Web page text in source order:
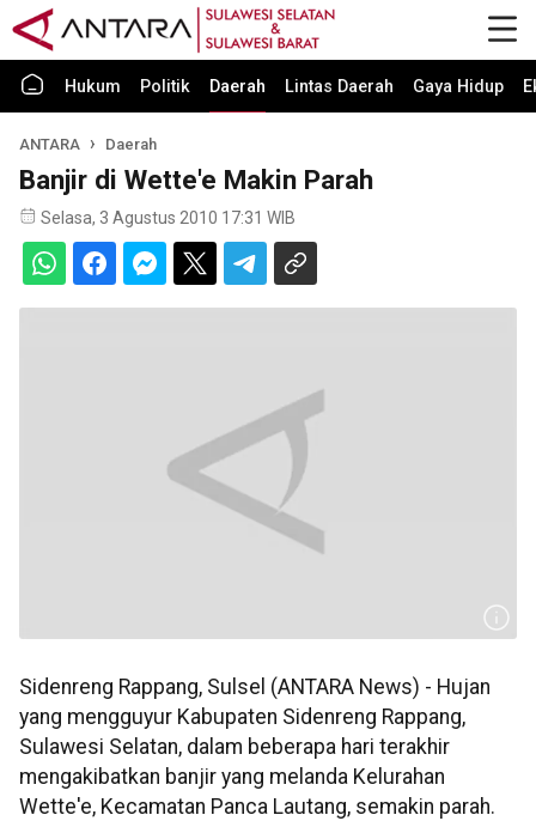
Hukum Politik Daerah Lintas Daerah Gaya Hidup
ANTARA Daerah
Banjir di Wette'e Makin Parah
Selasa, 3 Agustus 2010 17:31 WIB
Sidenreng Rappang, Sulsel (ANTARA News) - Hujan
yang mengguyur Kabupaten Sidenreng Rappang,
Sulawesi Selatan, dalam beberapa hari terakhir
mengakibatkan banjir yang melanda Kelurahan
Wette'e, Kecamatan Panca Lautang, semakin parah.